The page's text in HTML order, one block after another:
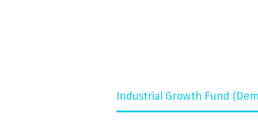
Industrial Growth Fund